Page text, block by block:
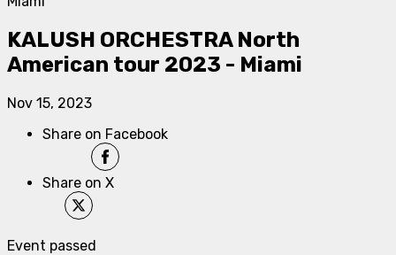
KALUSH ORCHESTRA North
American tour 2023 - Miami
Nov 15, 2023
Share on Facebook
Share on X
Event passed